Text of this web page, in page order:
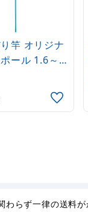
竿 オリジナ
ール 1.6～
水色
わらず一律の送料が